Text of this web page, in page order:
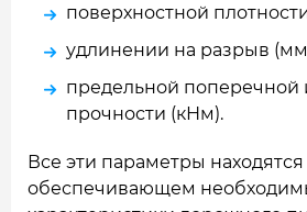
поверхностной
удлинении на разрыв
предельной поперечной
прочности (кНм).
Все эти параметры
обеспечивающем